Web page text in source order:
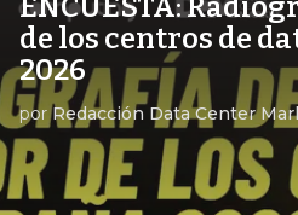
ENCUESTA:
de los centros de
2026
porRedacción Data Center